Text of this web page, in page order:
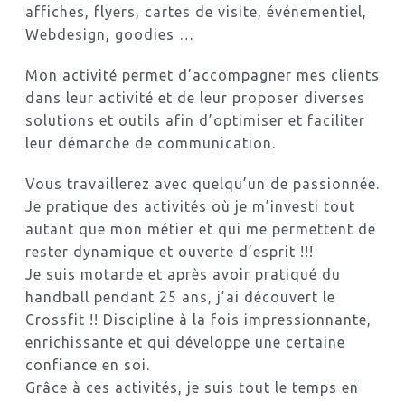
affiches, flyers, cartes de visite, événementiel,
Webdesign, goodies …
Mon activité permet d’accompagner mes clients
dans leur activité et de leur proposer diverses
solutions et outils afin d’optimiser et faciliter
leur démarche de communication.
Vous travaillerez avec quelqu’un de passionnée.
Je pratique des activités où je m’investi tout
autant que mon métier et qui me permettent de
rester dynamique et ouverte d’esprit !!!
Je suis motarde et après avoir pratiqué du
handball pendant 25 ans, j’ai découvert le
Crossfit !! Discipline à la fois impressionnante,
enrichissante et qui développe une certaine
confiance en soi.
Grâce à ces activités, je suis tout le temps en